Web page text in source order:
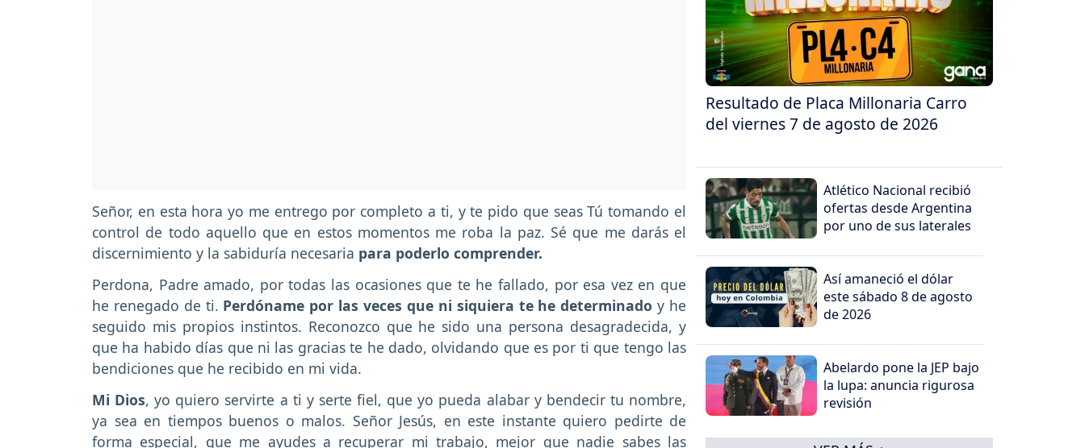
Señor, en esta hora yo me entrego por completo a ti, y te pido que seas Tú tomando el
control de todo aquello que en estos momentos me roba la paz. Sé que me darás el
discernimiento y la sabiduría necesaria para poderlo comprender.
Perdona, Padre amado, por todas las ocasiones que te he fallado, por esa vez en que
he renegado de ti. Perdóname por las veces que ni siquiera te he determinado y he
seguido mis propios instintos. Reconozco que he sido una persona desagradecida, y
que ha habido días que ni las gracias te he dado, olvidando que es por ti que tengo las
bendiciones que he recibido en mi vida.
Mi Dios, yo quiero servirte a ti y serte fiel, que yo pueda alabar y bendecir tu nombre,
ya sea en tiempos buenos o malos. Señor Jesús, en este instante quiero pedirte de
forma especial, que me ayudes a recuperar mi trabajo, mejor que nadie sabes las
Resultado de Placa Millonaria Carro
del viernes 7 de agosto de 2026
Atlético Nacional recibió
ofertas desde Argentina
por uno de sus laterales
Así amaneció el dólar
este sábado 8 de agosto
de 2026
Abelardo pone la JEP bajo
la lupa: anuncia rigurosa
revisión